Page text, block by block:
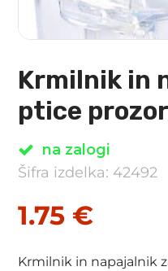
Krmilnik in
ptice
na zalogi
Šifra izdelka: 42492
1.75 €
Krmilnik in napajalnik